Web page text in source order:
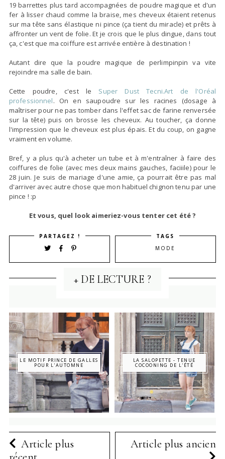
19 barrettes plus tard accompagnées de poudre magique et d'un
fer à lisser chaud comme la braise, mes cheveux étaient retenus
sur ma tête sans élastique ni pince (ça tient du miracle) et prêts à
affronter un vent de folie. Et je crois que le plus dingue, dans tout
ça, c'est que ma coiffure est arrivée entière à destination !
Autant dire que la poudre magique de perlimpinpin va vite
rejoindre ma salle de bain.
Cette poudre, c'est le Super Dust Tecni.Art de l'Oréal
professionnel. On en saupoudre sur les racines (dosage à
maîtriser pour ne pas tomber dans l'effet sac de farine renversée
sur la tête) puis on brosse les cheveux. Au toucher, ça donne
l'impression que le cheveux est plus épais. Et du coup, on gagne
vraiment en volume.
Bref, y a plus qu'à acheter un tube et à m'entraîner à faire des
coiffures de folie (avec mes deux mains gauches, faciiile) pour le
28 juin. Je suis de mariage d'une amie, ça pourrait être pas mal
d'arriver avec autre chose que mon habituel chignon tenu par une
pince ! :p
Et vous, quel look aimeriez-vous tenter cet été ?
PARTAGEZ !
TAGS
MODE
+ DE LECTURE ?
LE MOTIF PRINCE DE GALLES
POUR L'AUTOMNE
LA SALOPETTE - TENUE
COCOONING DE L'ÉTÉ
Article plus
Article plus ancien